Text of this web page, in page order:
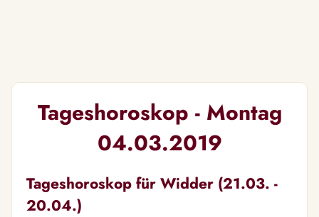
Tageshoroskop - Montag
04.03.2019
Tageshoroskop für Widder (21.03. -
20.04.)